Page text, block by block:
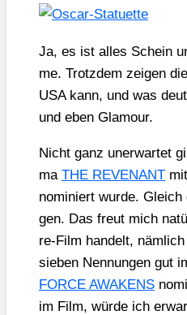
Ja, es ist alles Schein
me. Trotz­dem zei­gen die
USA kann, und was
und eben Gla­mour.
Nicht ganz uner­war­tet
ma THE REVENANT
nomi­niert wur­de. Gleich
gen. Das freut mich
re-Film han­delt,
sie­ben Nen­nun­gen gut
FORCE AWAKENS
im Film, wür­de ich